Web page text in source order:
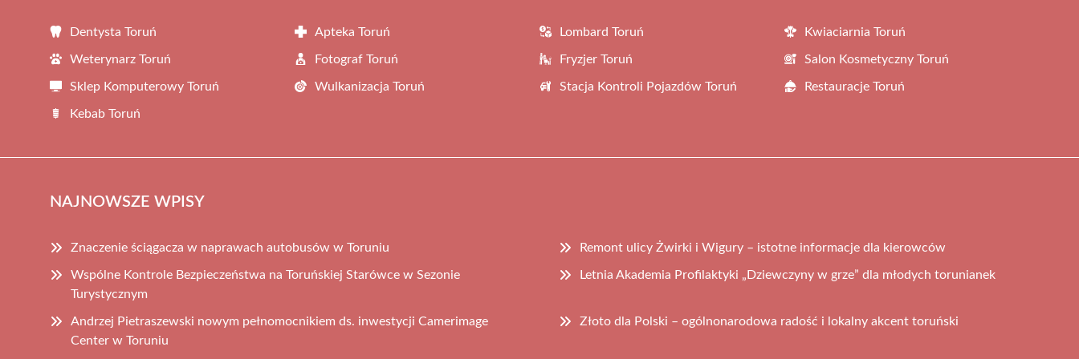
Dentysta Toruń Apteka Toruń Lombard Toruń Kwiaciarnia Toruń
Weterynarz Toruń Fotograf Toruń Fryzjer Toruń Salon Kosmetyczny Toruń
Sklep Komputerowy Toruń Wulkanizacja Toruń Stacja Kontroli Pojazdów Toruń Restauracje Toruń
Kebab Toruń
NAJNOWSZE WPISY
Znaczenie ściągacza w naprawach autobusów w Toruniu Remont ulicy Żwirki i Wigury – istotne informacje dla kierowców
Wspólne Kontrole Bezpieczeństwa na Toruńskiej Starówce w Sezonie
Turystycznym
Letnia Akademia Profilaktyki „Dziewczyny w grze” dla młodych torunianek
Andrzej Pietraszewski nowym pełnomocnikiem ds. inwestycji Camerimage
Center w Toruniu
Złoto dla Polski – ogólnonarodowa radość i lokalny akcent toruński